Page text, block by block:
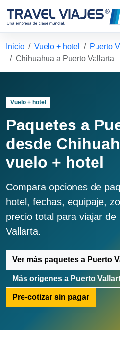
Inicio Vuelo + hotel
Puerto
Chihuahua a Puerto Vallarta
Vuelo + hotel
Paquetes a
desde
vuelo + hotel
Compara opciones de
hotel, fechas, equipaje,
precio total para viajar de
Vallarta.
Ver más paquetes a Puerto
Más orígenes a Puerto
Pre-cotizar sin pagar